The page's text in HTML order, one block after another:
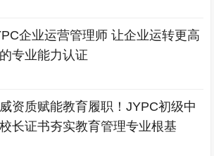
企业运营管理师 让企业运转更高
专业能力认证
资质赋能教育履职！JYPC初级中
长证书夯实教育管理专业根基